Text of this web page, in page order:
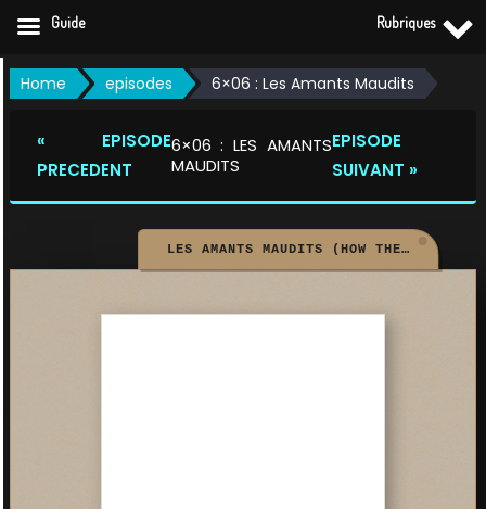
Skip
to Home episodes 6×06 : Les Amants Maudits
« EPISODE
PRECEDENT
6×06 : LES AMANTS
MAUDITS
EPISODE
SUIVANT »
LES AMANTS MAUDITS (HOW THE GHOSTS STOLE CHRISTMAS)
Guide Rubriques